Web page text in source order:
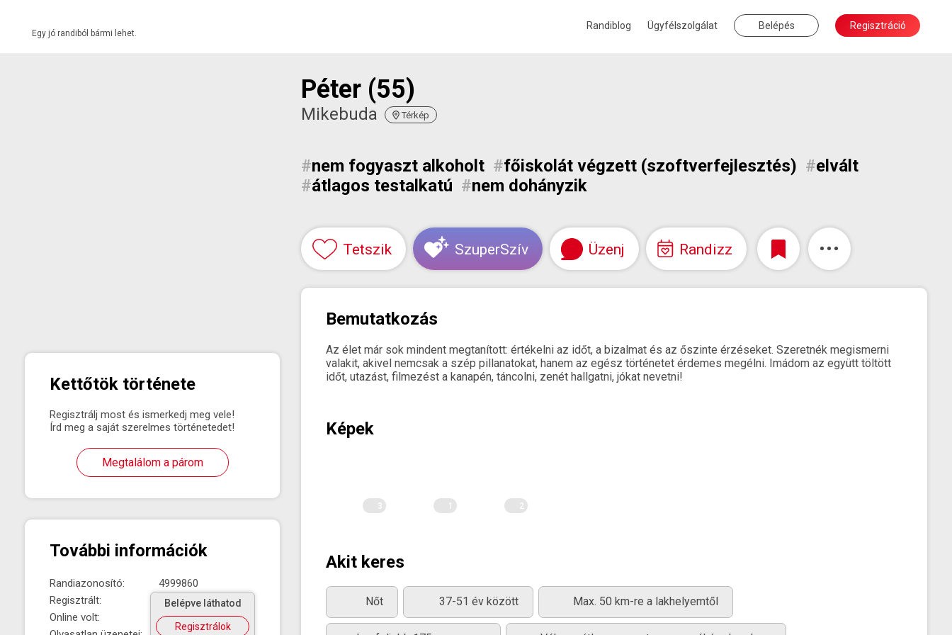
Egy jó randiból bármi lehet.
Randiblog Ügyfélszolgálat Belépés Regisztráció
Kettőtök története
Regisztrálj most és ismerkedj meg vele!
Írd meg a saját szerelmes történetedet!
Megtalálom a párom
További információk
Randiazonosító:
4999860
Regisztrált:
Online volt:
Belépve láthatod
Regisztrálok
Péter (55)
Mikebuda Térkép
#nem fogyaszt alkoholt #főiskolát végzett (szoftverfejlesztés) #elvált
#átlagos testalkatú #nem dohányzik
Tetszik SzuperSzív Üzenj Randizz
Bemutatkozás
Az élet már sok mindent megtanított: értékelni az időt, a bizalmat és az őszinte érzéseket. Szeretnék megismerni
valakit, akivel nemcsak a szép pillanatokat, hanem az egész történetet érdemes megélni. Imádom az együtt töltött
időt, utazást, filmezést a kanapén, táncolni, zenét hallgatni, jókat nevetni!
Képek
3 1 2
Akit keres
Nőt 37-51 év között Max. 50 km-re a lakhelyemtől